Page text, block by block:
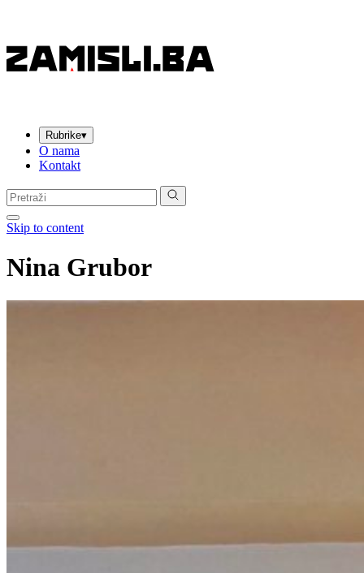
Rubrike▾
O nama
Kontakt
Pretraga:
Skip to content
Nina Grubor